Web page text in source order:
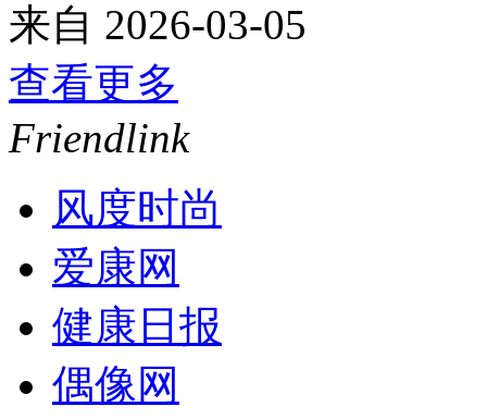
来自 2026-03-05
查看更多
Friendlink
风度时尚
爱康网
健康日报
偶像网